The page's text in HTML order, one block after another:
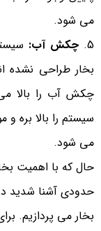
می شود.
چکش آب:
بخار طراحی نشده
چکش آب را بالا
سیستم را بالا بره و
می شود.
حال که با اهمیت
حدودی آشنا شدید
بخار می پردازیم.